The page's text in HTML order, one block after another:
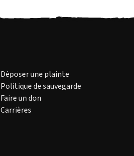
Déposer une plainte
Politique de sauvegarde
Faire un don
Carrières